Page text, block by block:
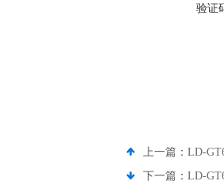
验证
上一篇： LD-
下一篇： LD-